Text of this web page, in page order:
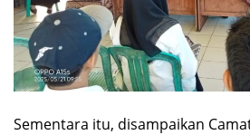
Sementara itu, disampaikan